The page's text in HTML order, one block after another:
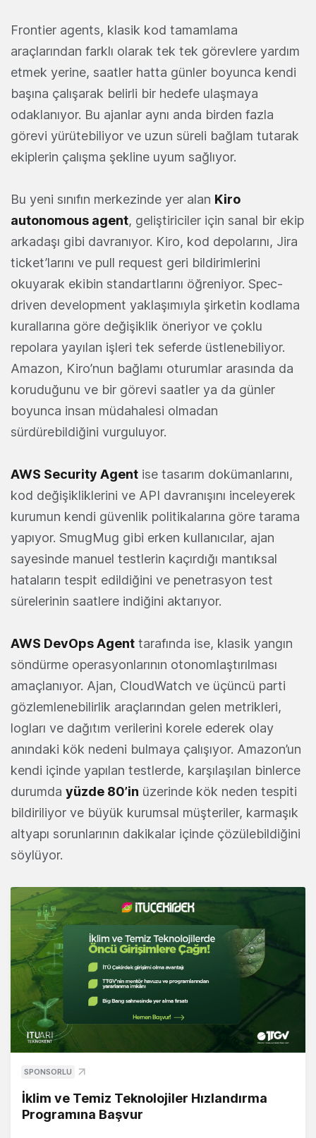
Frontier agents, klasik kod tamamlama
araçlarından farklı olarak tek tek görevlere yardım
etmek yerine, saatler hatta günler boyunca kendi
başına çalışarak belirli bir hedefe ulaşmaya
odaklanıyor. Bu ajanlar aynı anda birden fazla
görevi yürütebiliyor ve uzun süreli bağlam tutarak
ekiplerin çalışma şekline uyum sağlıyor.
Bu yeni sınıfın merkezinde yer alan Kiro
autonomous agent, geliştiriciler için sanal bir ekip
arkadaşı gibi davranıyor. Kiro, kod depolarını, Jira
ticket’larını ve pull request geri bildirimlerini
okuyarak ekibin standartlarını öğreniyor. Spec-
driven development yaklaşımıyla şirketin kodlama
kurallarına göre değişiklik öneriyor ve çoklu
repolara yayılan işleri tek seferde üstlenebiliyor.
Amazon, Kiro’nun bağlamı oturumlar arasında da
koruduğunu ve bir görevi saatler ya da günler
boyunca insan müdahalesi olmadan
sürdürebildiğini vurguluyor.
AWS Security Agent ise tasarım dokümanlarını,
kod değişikliklerini ve API davranışını inceleyerek
kurumun kendi güvenlik politikalarına göre tarama
yapıyor. SmugMug gibi erken kullanıcılar, ajan
sayesinde manuel testlerin kaçırdığı mantıksal
hataların tespit edildiğini ve penetrasyon test
sürelerinin saatlere indiğini aktarıyor.
AWS DevOps Agent tarafında ise, klasik yangın
söndürme operasyonlarının otonomlaştırılması
amaçlanıyor. Ajan, CloudWatch ve üçüncü parti
gözlemlenebilirlik araçlarından gelen metrikleri,
logları ve dağıtım verilerini korele ederek olay
anındaki kök nedeni bulmaya çalışıyor. Amazon’un
kendi içinde yapılan testlerde, karşılaşılan binlerce
durumda yüzde 80’in üzerinde kök neden tespiti
bildiriliyor ve büyük kurumsal müşteriler, karmaşık
altyapı sorunlarının dakikalar içinde çözülebildiğini
söylüyor.
SPONSORLU
İklim ve Temiz Teknolojiler Hızlandırma
Programına Başvur